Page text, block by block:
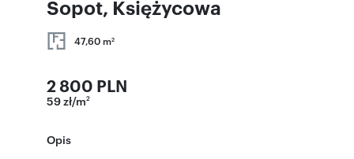
Sopot, Księżycowa
47,60 m2
2 800 PLN
59 zł/m2
Opis